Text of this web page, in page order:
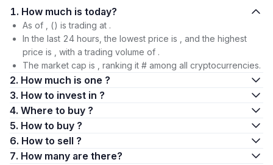
1. How much is today?
As of , () is trading at .
In the last 24 hours, the lowest price is , and the highest
price is , with a trading volume of .
The market cap is , ranking it # among all cryptocurrencies.
2. How much is one ?
3. How to invest in ?
4. Where to buy ?
5. How to buy ?
6. How to sell ?
7. How many are there?